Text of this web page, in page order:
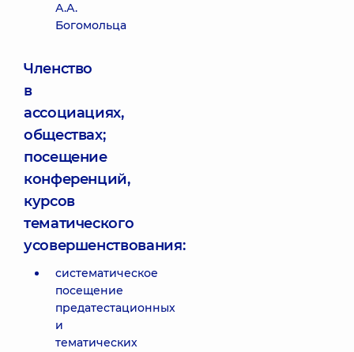
А.А.
Богомольца
Членство
в
ассоциациях,
обществах;
посещение
конференций,
курсов
тематического
усовершенствования:
систематическое
посещение
предатестационных
и
тематических